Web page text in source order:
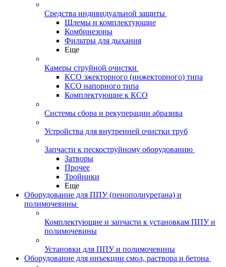
Средства индивидуальной защиты
Шлемы и комплектующие
Комбинезоны
Фильтры для дыхания
Еще
Камеры струйной очистки
КСО эжекторного (инжекторного) типа
КСО напорного типа
Комплектующие к КСО
Системы сбора и рекуперации абразива
Устройства для внутренней очистки труб
Запчасти к пескоструйному оборудованию
Затворы
Прочее
Тройники
Еще
Оборудование для ППУ (пенополиуретана) и
полимочевины
Комплектующие и запчасти к установкам ППУ и
полимочевины
Установки для ППУ и полимочевины
Оборудование для инъекции смол, раствора и бетона